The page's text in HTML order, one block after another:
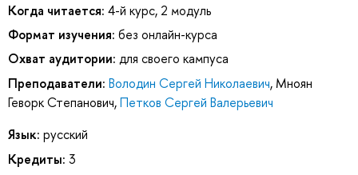
Когда читается: 4-й курс, 2 модуль
Формат изучения: без онлайн-курса
Охват аудитории: для своего кампуса
Преподаватели: Володин Сергей Николаевич, Мноян
Геворк Степанович,Петков Сергей Валерьевич
Язык: русский
Кредиты: 3